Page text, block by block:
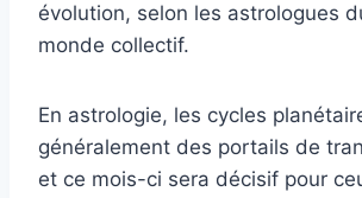
évolution, selon les astrologues
monde collectif.
En astrologie, les cycles
généralement des portails de
et ce mois-ci sera décisif pour